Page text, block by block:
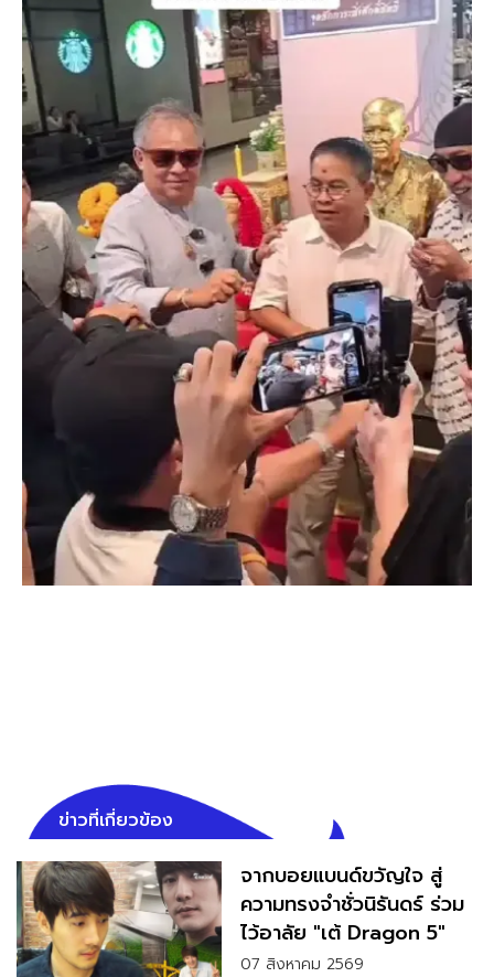
ข่าวที่เกี่ยวข้อง
จากบอยแบนด์ขวัญใจ สู่
ความทรงจำชั่วนิรันดร์ ร่วม
ไว้อาลัย "เต้ Dragon 5"
07 สิงหาคม 2569